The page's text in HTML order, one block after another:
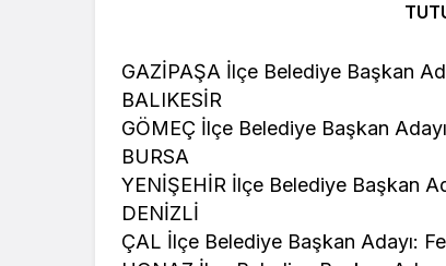
GAZİPAŞA İlçe Belediye Başkan
BALIKESİR
GÖMEÇ İlçe Belediye Başkan
BURSA
YENİŞEHİR İlçe Belediye Başkan
DENİZLİ
ÇAL İlçe Belediye Başkan Adayı: